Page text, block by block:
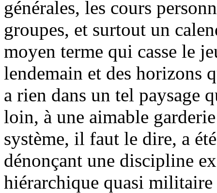
générales, les cours
groupes, et surtout un
moyen terme qui casse le
lendemain et des horizons
a rien dans un tel paysage
loin, à une aimable
système, il faut le dire, a
dénonçant une discipline
hiérarchique quasi militaire